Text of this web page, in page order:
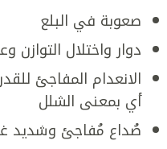
صعوبة في البلع
دوار واختلال
الانعدام المفاجئ
أي بمعنى الشلل
صُداع مُفاجئ وشديد